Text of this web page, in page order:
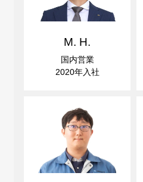
M. H.
国内営業
2020年入社